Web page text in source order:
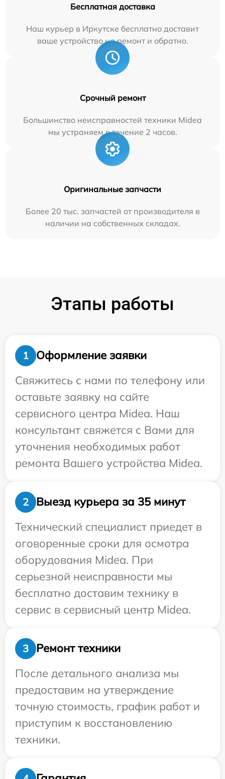
Бесплатная доставка
Наш курьер в Иркутске бесплатно доставит
ваше устройство на ремонт и обратно.
Срочный ремонт
Большинство неисправностей техники Midea
мы устраняем в течение 2 часов.
Оригинальные запчасти
Более 20 тыс. запчастей от производителя в
наличии на собственных складах.
Этапы работы
1
Оформление заявки
Свяжитесь с нами по телефону или
оставьте заявку на сайте
сервисного центра Midea. Наш
консультант свяжется с Вами для
уточнения необходимых работ
ремонта Вашего устройства Midea.
2
Выезд курьера за 35 минут
Технический специалист приедет в
оговоренные сроки для осмотра
оборудования Midea. При
серьезной неисправности мы
бесплатно доставим технику в
сервис в сервисный центр Midea.
3
Ремонт техники
После детального анализа мы
предоставим на утверждение
точную стоимость, график работ и
приступим к восстановлению
техники.